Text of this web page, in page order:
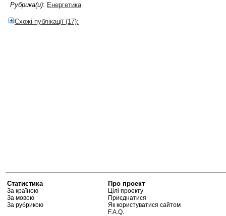
Рубрика(и): Енергетика
Схожі публікації (17):
Статистика
За країною
За мовою
За рубрикою
Про проект
Цілі проекту
Приєднатися
Як користуватися сайтом
F.A.Q.